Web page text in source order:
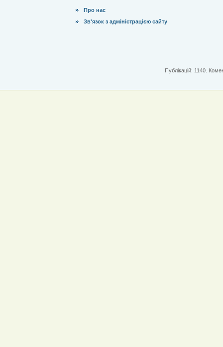
Про нас
Зв'язок з адміністрацією сайту
Публікацій: 1140.